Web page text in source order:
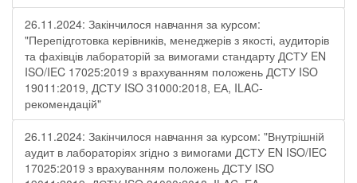
26.11.2024: Закінчилося навчання за курсом:
"Перепідготовка керівників, менеджерів з якості, аудиторів
та фахівців лабораторій за вимогами стандарту ДСТУ EN
ISO/IEC 17025:2019 з врахуванням положень ДСТУ ISO
19011:2019, ДСТУ ISO 31000:2018, ЕА, ILAC-
рекомендацій"
26.11.2024: Закінчилося навчання за курсом: "Внутрішній
аудит в лабораторіях згідно з вимогами ДСТУ EN ISO/IEC
17025:2019 з врахуванням положень ДСТУ ISO